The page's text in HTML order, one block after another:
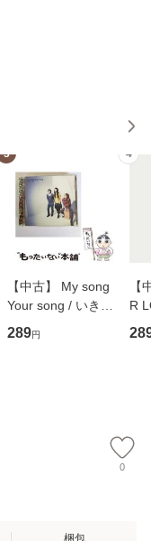
3
【中古】 My song
Your song / いきも
のがかり / [CD]
【メール便送料無
289円
4
【
R
産
0